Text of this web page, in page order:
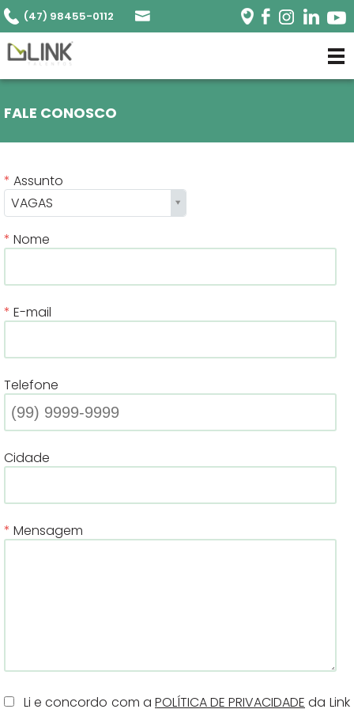
(47) 98455-0112
FALE CONOSCO
Assunto
VAGAS
Nome
E-mail
Telefone
Cidade
Mensagem
Li e concordo com a POLÍTICA DE PRIVACIDADE